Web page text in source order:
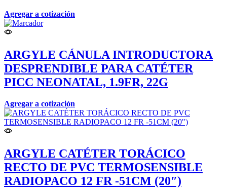
Agregar a cotización
ARGYLE CÁNULA INTRODUCTORA
DESPRENDIBLE PARA CATÉTER
PICC NEONATAL, 1.9FR, 22G
Agregar a cotización
ARGYLE CATÉTER TORÁCICO
RECTO DE PVC TERMOSENSIBLE
RADIOPACO 12 FR -51CM (20″)